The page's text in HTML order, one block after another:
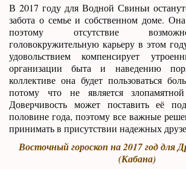
В 2017 году для Водной Свиньи
забота о семье и собственном доме.
поэтому отсутствие
головокружительную карьеру в этом
удовольствием компенсирует
организации быта и наведению
коллективе она будет пользоваться
потому что не является
Доверчивость может поставить её
половине года, поэтому все важные
принимать в присутствии надежных
Восточный гороскоп на 2017 год для
(Кабана)